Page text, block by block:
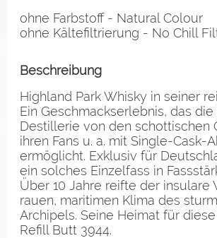
ohne Farbstoff - Natural Colour
ohne Kältefiltrierung - No Chill
Beschreibung
Highland Park Whisky in seiner
Ein Geschmackserlebnis, das
Destillerie von den schottischen
ihren Fans u. a. mit Single-Cask-
ermöglicht. Exklusiv für
ein solches Einzelfass in
Über 10 Jahre reifte der insulare
rauen, maritimen Klima des
Archipels. Seine Heimat für
Refill Butt 3944.